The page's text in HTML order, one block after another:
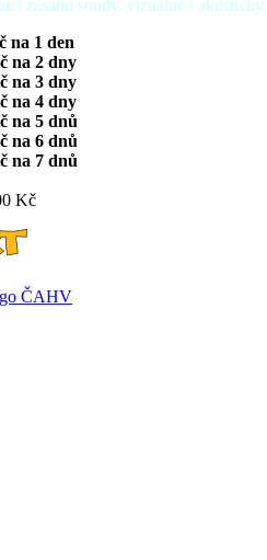
zásahu sondy, vizuálně i akusticky.
na 1 den
na 2 dny
na 3 dny
na 4 dny
na 5 dnů
na 6 dnů
na 7 dnů
Kč